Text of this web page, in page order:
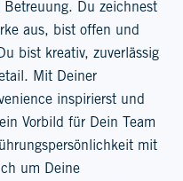
Du zeichnest
aus, bist offen und
bist kreativ, zuverlässig
Mit Deiner
inspirierst und
Vorbild für Dein Team
mit
um Deine